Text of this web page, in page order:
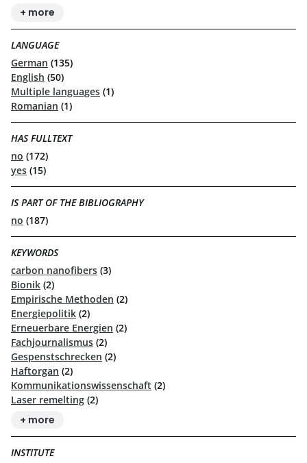
+ more
LANGUAGE
German (135)
English (50)
Multiple languages (1)
Romanian (1)
HAS FULLTEXT
no (172)
yes (15)
IS PART OF THE BIBLIOGRAPHY
no (187)
KEYWORDS
carbon nanofibers (3)
Bionik (2)
Empirische Methoden (2)
Energiepolitik (2)
Erneuerbare Energien (2)
Fachjournalismus (2)
Gespenstschrecken (2)
Haftorgan (2)
Kommunikationswissenschaft (2)
Laser remelting (2)
+ more
INSTITUTE